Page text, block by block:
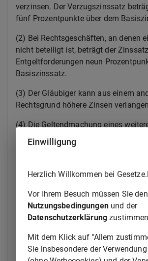
verzinsen. Der Verzugszinssatz
fünf Prozentpunkte über dem
(2) Bei Rechtsgeschäften, an denen
nicht beteiligt ist, beträgt der
Entgeltforderungen neun
Basiszinssatz.
(3) Der Gläubiger kann aus einem
Rechtsgrund höhere Zinsen
(4) Die Geltendmachung eines
nicht ausgeschlossen.
ist, außerdem einen Anspruch auf
Pauschale in Höhe von 40 Euro. Dies
es sich bei der Entgeltforderung um
Abschlagszahlung oder sonstige
geschuldeten Schadensersatz
der Schaden in Kosten der
Einwilligung
Herzlich Willkommen bei
Vor Ihrem Besuch müssen Sie den
Nutzungsbedingungenund der
Datenschutzerklärung
Mit dem Klick auf "Allem
Sie insbesondere der